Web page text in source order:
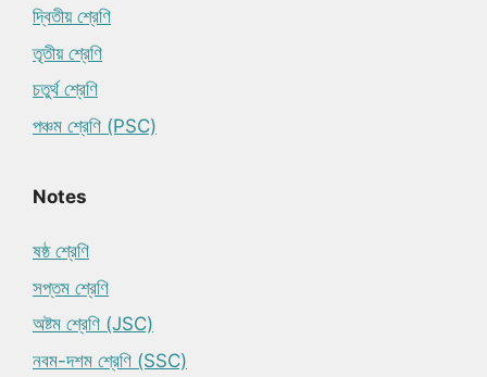
দ্বিতীয় শ্রেণি
তৃতীয় শ্রেণি
চতুর্থ শ্রেণি
পঞ্চম শ্রেণি (PSC)
Notes
ষষ্ঠ শ্রেণি
সপ্তম শ্রেণি
অষ্টম শ্রেণি (JSC)
নবম-দশম শ্রেণি (SSC)